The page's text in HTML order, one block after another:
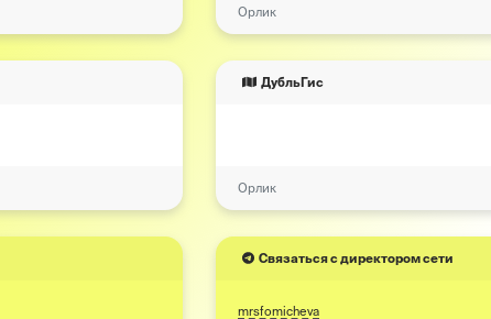
Орлик
ДубльГис
Орлик
Связаться с директором сети
mrsfomicheva